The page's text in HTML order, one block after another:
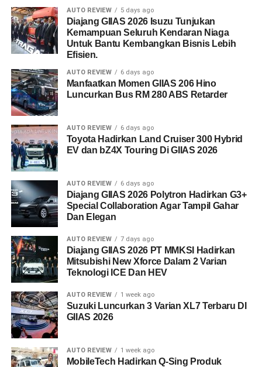
AUTO REVIEW 5 days ago
Diajang GIIAS 2026 Isuzu Tunjukan
Kemampuan Seluruh Kendaran Niaga
Untuk Bantu Kembangkan Bisnis Lebih
Efisien.
AUTO REVIEW 6 days ago
Manfaatkan Momen GIIAS 206 Hino
Luncurkan Bus RM 280 ABS Retarder
AUTO REVIEW 6 days ago
Toyota Hadirkan Land Cruiser 300 Hybrid
EV dan bZ4X Touring Di GIIAS 2026
AUTO REVIEW 6 days ago
Diajang GIIAS 2026 Polytron Hadirkan G3+
Special Collaboration Agar Tampil Gahar
Dan Elegan
AUTO REVIEW 7 days ago
Diajang GIIAS 2026 PT MMKSI Hadirkan
Mitsubishi New Xforce Dalam 2 Varian
Teknologi ICE Dan HEV
AUTO REVIEW 1 week ago
Suzuki Luncurkan 3 Varian XL7 Terbaru DI
GIIAS 2026
AUTO REVIEW 1 week ago
MobileTech Hadirkan Q-Sing Produk